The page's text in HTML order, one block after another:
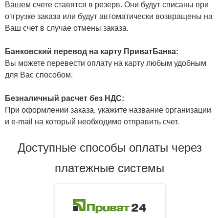
Вашем счете ставятся в резерв. Они будут списаны при
отгрузке заказа или будут автоматически возвращены на
Ваш счет в случае отмены заказа.
Банковский перевод на карту ПриватБанка:
Вы можете перевести оплату на карту любым удобным
для Вас способом.
Безналичный расчет без НДС:
При оформлении заказа, укажите название организации
и e-mail на который необходимо отправить счет.
Доступные способы оплаты через
платежные системы